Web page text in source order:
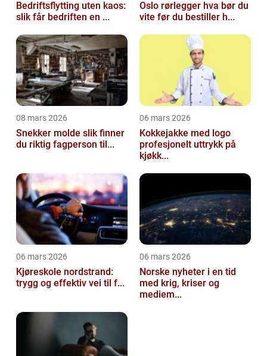
Bedriftsflytting uten kaos:
slik får bedriften en ...
Oslo rørlegger hva bør du
vite før du bestiller h...
08 mars 2026
Snekker molde slik finner
du riktig fagperson til...
06 mars 2026
Kokkejakke med logo
profesjonelt uttrykk på
kjøkk...
06 mars 2026
Kjøreskole nordstrand:
trygg og effektiv vei til f...
06 mars 2026
Norske nyheter i en tid
med krig, kriser og
mediem...